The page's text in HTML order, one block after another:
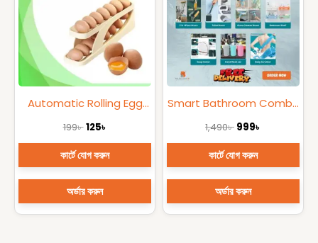
Automatic Rolling Egg
Storage Rack Holder |
Large Capacity
Refrigerator Egg
Organizer
199৳125৳
কার্টে যোগ করুন
অর্ডার করুন
Smart Bathroom Combo
7 in 1
1,490৳ 999৳
কার্টে যোগ করুন
অর্ডার করুন